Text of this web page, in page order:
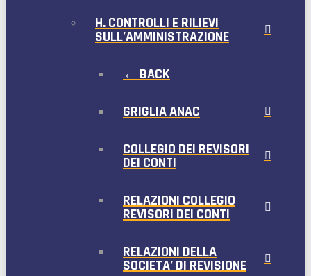
H. CONTROLLI E RILIEVI
SULL’AMMINISTRAZIONE
← BACK
GRIGLIA ANAC
COLLEGIO DEI REVISORI
DEI CONTI
RELAZIONI COLLEGIO
REVISORI DEI CONTI
RELAZIONI DELLA
SOCIETA’ DI REVISIONE